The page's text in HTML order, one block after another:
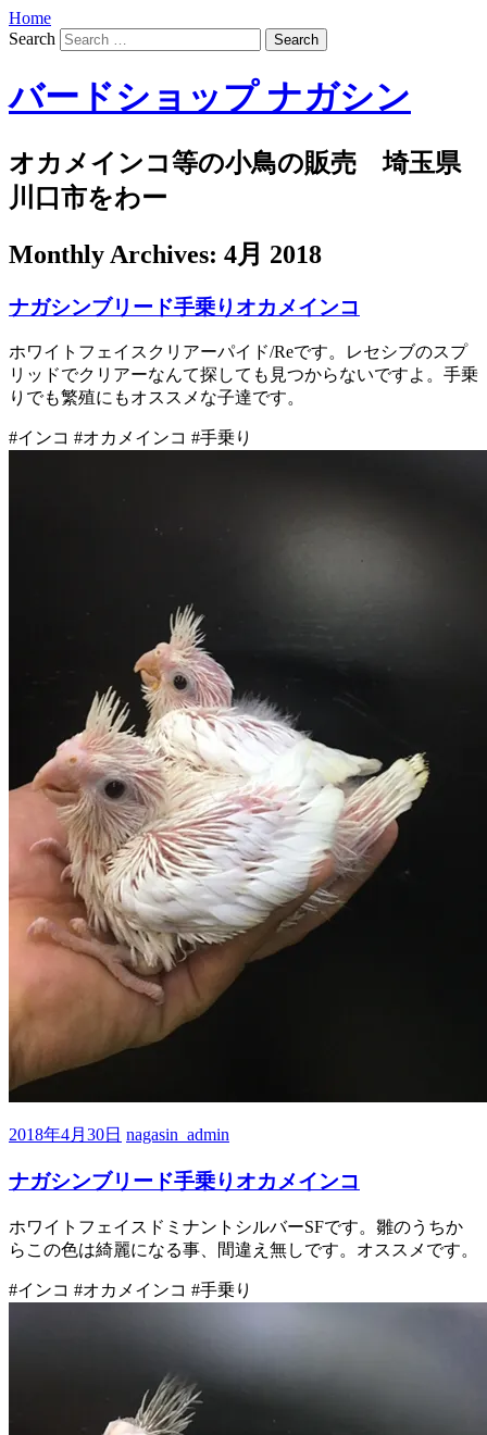
Home
Search
バードショップ ナガシン
オカメインコ等の小鳥の販売 埼玉県
川口市をわー
Monthly Archives: 4月 2018
ナガシンブリード手乗りオカメインコ
ホワイトフェイスクリアーパイド/Reです。レセシブのスプ
リッドでクリアーなんて探しても見つからないですよ。手乗
りでも繁殖にもオススメな子達です。
#インコ #オカメインコ #手乗り
2018年4月30日 nagasin_admin
ナガシンブリード手乗りオカメインコ
ホワイトフェイスドミナントシルバーSFです。雛のうちか
らこの色は綺麗になる事、間違え無しです。オススメです。
#インコ #オカメインコ #手乗り